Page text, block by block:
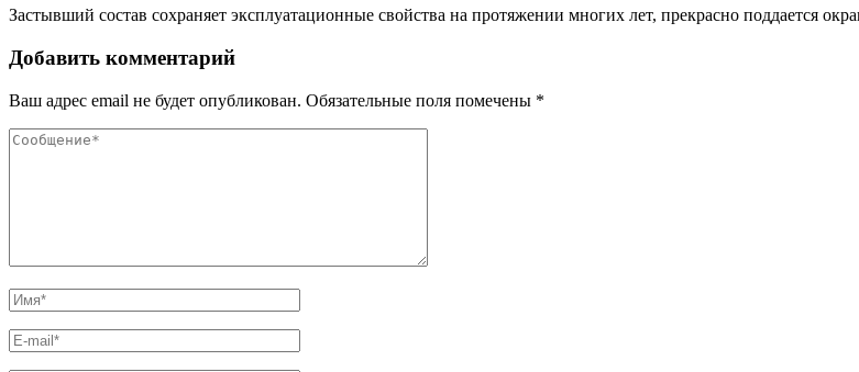
Застывший состав сохраняет эксплуатационные свойства на протяжении многих лет, прекрасно поддается
Добавить комментарий
Ваш адрес email не будет опубликован. Обязательные поля помечены *